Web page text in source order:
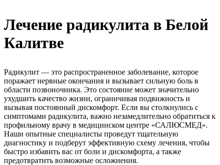
Лечение радикулита в Белой
Калитве
Радикулит — это распространенное заболевание, которое
поражает нервные окончания и вызывает сильную боль в
области позвоночника. Это состояние может значительно
ухудшить качество жизни, ограничивая подвижность и
вызывая постоянный дискомфорт. Если вы столкнулись с
симптомами радикулита, важно незамедлительно обратиться к
профильному врачу в медицинском центре «САЛЮСМЕД».
Наши опытные специалисты проведут тщательную
диагностику и подберут эффективную схему лечения, чтобы
быстро избавить вас от боли и дискомфорта, а также
предотвратить возможные осложнения.